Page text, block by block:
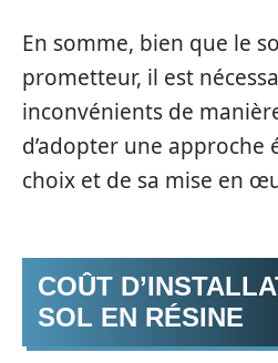
En somme, bien que le
prometteur, il est
inconvénients de
d’adopter une approche
choix et de sa mise en
COÛT
SOL EN RÉSINE